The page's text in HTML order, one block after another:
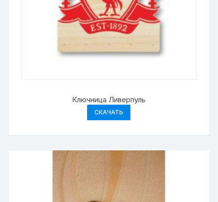
Ключница Ливерпуль
СКАЧАТЬ